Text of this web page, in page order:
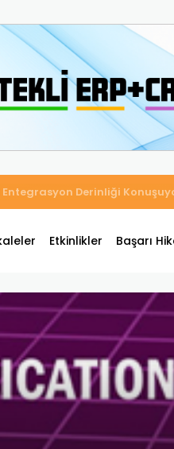
Satış ve Muhasebe
Etkinlikler Başarı